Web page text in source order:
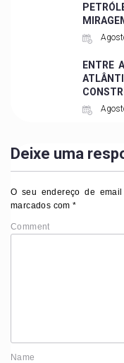
ENTRE
Deixe uma
O seu endereço de
marcados com*
Comment